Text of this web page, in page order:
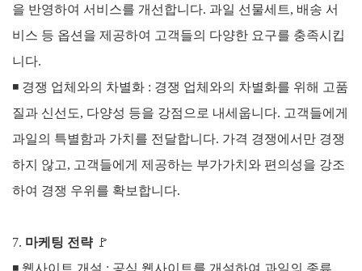
을 반영하여 서비스를 개선합니다. 과일 선물세트, 배송 서
비스 등 옵션을 제공하여 고객들의 다양한 요구를 충족시킵
니다.
◾ 경쟁 업체와의 차별화 : 경쟁 업체와의 차별화를 위해 고품
질과 신선도, 다양성 등을 강점으로 내세웁니다. 고객들에게
과일의 특별함과 가치를 전달합니다. 가격 경쟁에서만 경쟁
하지 않고, 고객들에게 제공하는 부가가치와 편의성을 강조
하여 경쟁 우위를 확보합니다.
7. 마케팅 전략 🚩